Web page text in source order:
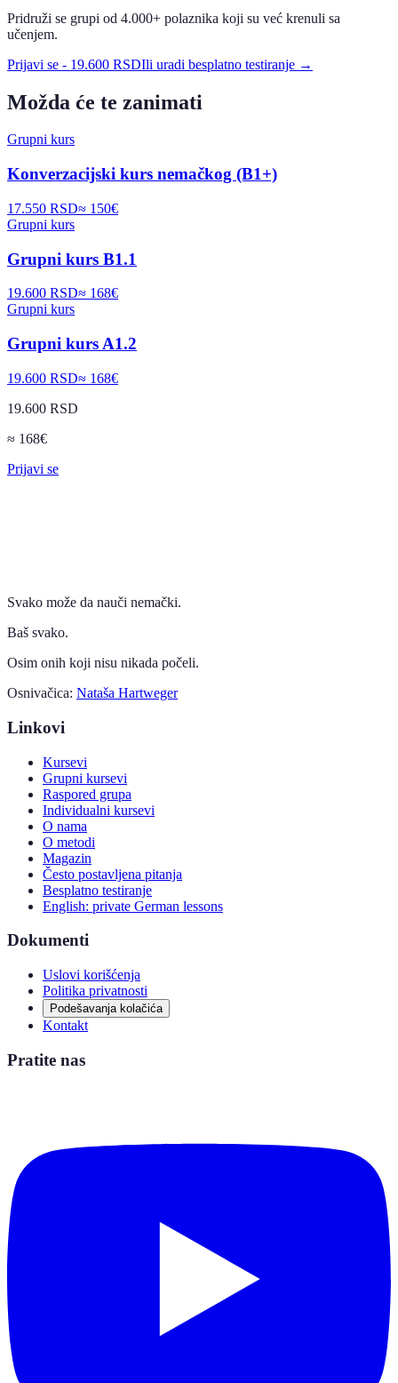
Pridruži se grupi od 4.000+ polaznika koji su već krenuli sa
učenjem.
Prijavi se - 19.600 RSDIli uradi besplatno testiranje →
Možda će te zanimati
Grupni kurs
Konverzacijski kurs nemačkog (B1+)
17.550 RSD≈ 150€
Grupni kurs
Grupni kurs B1.1
19.600 RSD≈ 168€
Grupni kurs
Grupni kurs A1.2
19.600 RSD≈ 168€
19.600 RSD
≈ 168€
Prijavi se
Svako može da nauči nemački.
Baš svako.
Osim onih koji nisu nikada počeli.
Osnivačica: Nataša Hartweger
Linkovi
Kursevi
Grupni kursevi
Raspored grupa
Individualni kursevi
O nama
O metodi
Magazin
Često postavljena pitanja
Besplatno testiranje
English: private German lessons
Dokumenti
Uslovi korišćenja
Politika privatnosti
Podešavanja kolačića
Kontakt
Pratite nas